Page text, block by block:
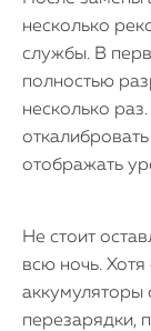
несколько
службы. В
полностью
несколько
отображать
Не стоит
всю ночь.
аккумуляторы
перезарядки,